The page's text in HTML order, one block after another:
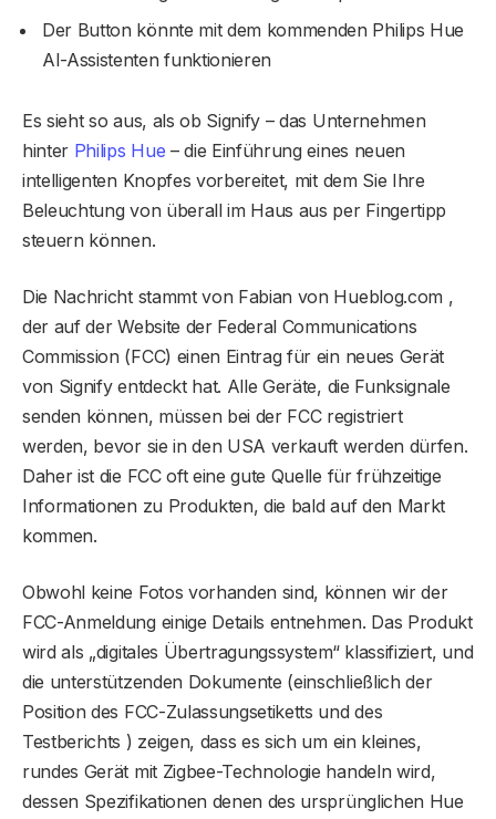
Der Button könnte mit dem kommenden Philips Hue
AI-Assistenten funktionieren
Es sieht so aus, als ob Signify – das Unternehmen
hinter Philips Hue – die Einführung eines neuen
intelligenten Knopfes vorbereitet, mit dem Sie Ihre
Beleuchtung von überall im Haus aus per Fingertipp
steuern können.
Die Nachricht stammt von Fabian von Hueblog.com ,
der auf der Website der Federal Communications
Commission (FCC) einen Eintrag für ein neues Gerät
von Signify entdeckt hat. Alle Geräte, die Funksignale
senden können, müssen bei der FCC registriert
werden, bevor sie in den USA verkauft werden dürfen.
Daher ist die FCC oft eine gute Quelle für frühzeitige
Informationen zu Produkten, die bald auf den Markt
kommen.
Obwohl keine Fotos vorhanden sind, können wir der
FCC-Anmeldung einige Details entnehmen. Das Produkt
wird als „digitales Übertragungssystem“ klassifiziert, und
die unterstützenden Dokumente (einschließlich der
Position des FCC-Zulassungsetiketts und des
Testberichts ) zeigen, dass es sich um ein kleines,
rundes Gerät mit Zigbee-Technologie handeln wird,
dessen Spezifikationen denen des ursprünglichen Hue